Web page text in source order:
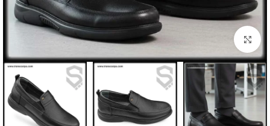
بزرگنمایی تصویر